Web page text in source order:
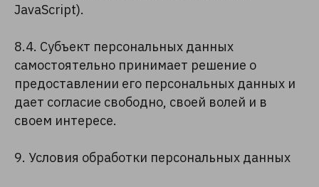
JavaScript).
8.4. Субъект персональных данных
самостоятельно принимает решение о
предоставлении его персональных данных и
дает согласие свободно, своей волей и в
своем интересе.
9. Условия обработки персональных данных